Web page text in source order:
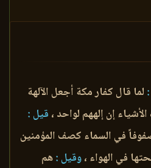
لما قال كفار مكة أجعل الآلهة
إن إلههم لواحد ، قيل :
في السماء كصف المؤمنين
في الهواء ،وقيل :هم